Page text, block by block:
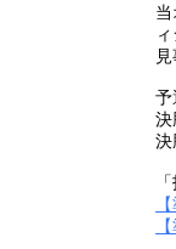
予
決
決